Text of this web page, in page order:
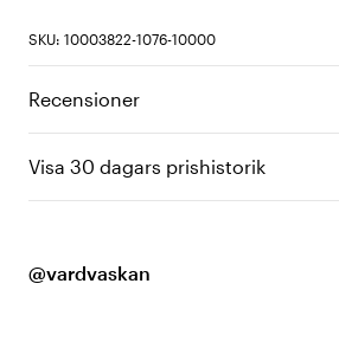
SKU: 10003822-1076-10000
Recensioner
Visa 30 dagars prishistorik
@vardvaskan